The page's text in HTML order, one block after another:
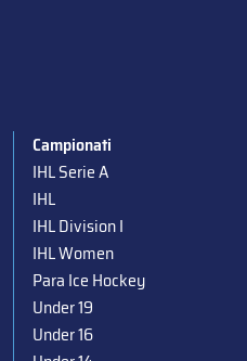
Campionati
IHL Serie A
IHL
IHL Division I
IHL Women
Para Ice Hockey
Under 19
Under 16